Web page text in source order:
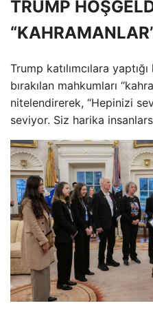
TRUMP
Trump katılımcılara
bırakılan mahkumları
nitelendirerek, “Hepinizi
seviyor. Siz harika